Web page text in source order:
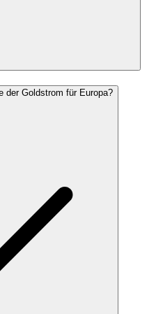
der Goldstrom für Europa?